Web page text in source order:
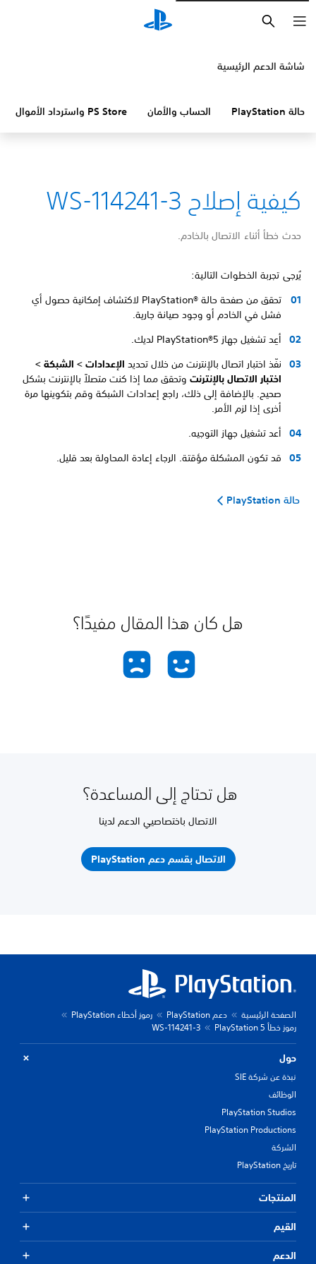
شاشة الدعم الرئيسية
حالة PlayStation الحساب والأمان PS Store واسترداد الأموال
كيفية إصلاح WS-114241-3
حدث خطأ أثناء الاتصال بالخادم.
يُرجى تجربة الخطوات التالية:
تحقق من صفحة حالة PlayStation®‎ لاكتشاف إمكانية حصول أي
فشل في الخادم أو وجود صيانة جارية.
أعِد تشغيل جهاز PlayStation®5 لديك.
نفّذ اختبار اتصال بالإنترنت من خلال تحديد الإعدادات > الشبكة >
اختبار الاتصال بالإنترنت وتحقق مما إذا كنت متصلاً بالإنترنت بشكل
صحيح. بالإضافة إلى ذلك، راجع إعدادات الشبكة وقم بتكوينها مرة
أخرى إذا لزم الأمر.
أعد تشغيل جهاز التوجيه.
قد تكون المشكلة مؤقتة. الرجاء إعادة المحاولة بعد قليل.
حالة PlayStation
هل كان هذا المقال مفيدًا؟
هل تحتاج إلى المساعدة؟
الاتصال باختصاصيي الدعم لدينا
الاتصال بقسم دعم PlayStation
الصفحة الرئيسية دعم PlayStation
رموز أخطاء PlayStation
رموز خطأ PlayStation 5
WS-114241-3
حول
نبذة عن شركة SIE
الوظائف
PlayStation Studios
PlayStation Productions
الشركة
تاريخ PlayStation
المنتجات
القيم
الدعم